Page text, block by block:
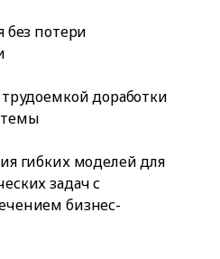
без потери
доработки
гибких моделей для
задач с
бизнес-